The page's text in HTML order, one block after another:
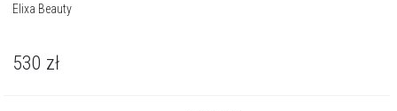
Elixa Beauty
530 zł